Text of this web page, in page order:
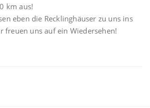
km aus!
eben die Recklinghäuser zu uns ins
freuen uns auf ein Wiedersehen!